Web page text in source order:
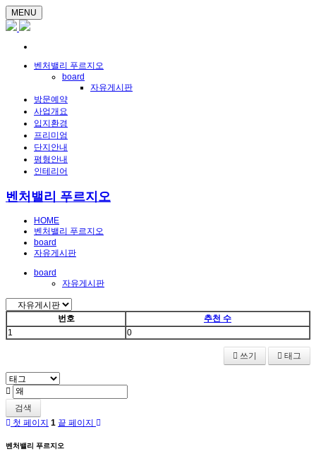
MENU
벤처밸리 푸르지오
board
자유게시판
방문예약
사업개요
입지환경
프리미엄
단지안내
평형안내
인테리어
벤처밸리 푸르지오
HOME
벤처밸리 푸르지오
board
자유게시판
board
자유게시판
번호
추천 수
1
0
쓰기 태그
검색
첫 페이지 1 끝 페이지
벤처밸리 푸르지오